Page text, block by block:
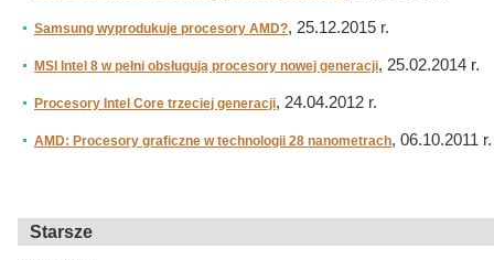
Samsung wyprodukuje procesory AMD?, 25.12.2015 r.
MSI Intel 8 w pełni obsługują procesory nowej generacji, 25.02.2014 r.
Procesory Intel Core trzeciej generacji, 24.04.2012 r.
AMD: Procesory graficzne w technologii 28 nanometrach, 06.10.2011 r.
Starsze